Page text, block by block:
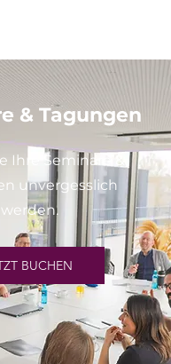
& Tagungen
Ihre Seminare &
unvergesslich
werden.
BUCHEN